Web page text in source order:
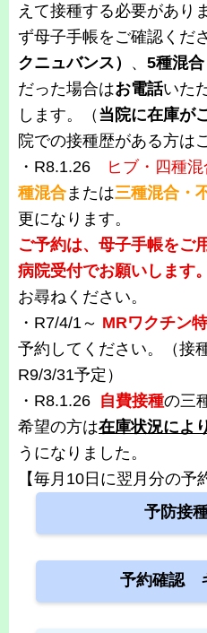
えて接種する必要があり
ず母子手帳をご確認くだ
クニュバンス） 、 5種混合
だった場合はお電話いた
します。（ 当院に在庫が
院での接種歴がある方は
・ R8.1.26 ヒブ・四種混
種混合 または三種混合・
更になります。
ご予約は、母子手帳をご
病院受付でお願いします。
お尋ねください。
・R7/4/1～ MRワクチン
予約してください。（接
R9/3/31予定）
・R8.1.26 自費接種の三
希望の方は在庫状況によ
うになりました。
【毎月10日に翌月分の予
予防接
予約確認